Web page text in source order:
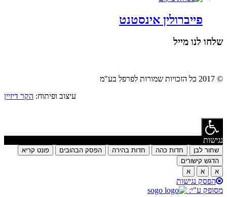
פייברולין אינסטנט
שלחו לנו מייל
© 2017 כל הזכויות שמורות לפרפל בע"מ
עיצוב ופיתוח: הקר דיזיין
נגישות
שחור לבן חדות כהה חדות בהירה הפסק הבהובים
פונט קריא
הדגש קישורים
א
א א
הפסק נגישות
מסופק ע"י: